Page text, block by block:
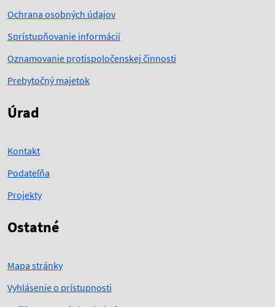
Ochrana osobných údajov
Sprístupňovanie informácií
Oznamovanie protispoločenskej činnosti
Prebytočný majetok
Úrad
Kontakt
Podateľňa
Projekty
Ostatné
Mapa stránky
Vyhlásenie o prístupnosti